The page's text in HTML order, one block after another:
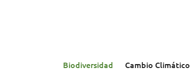
Biodiversidad Cambio Climático